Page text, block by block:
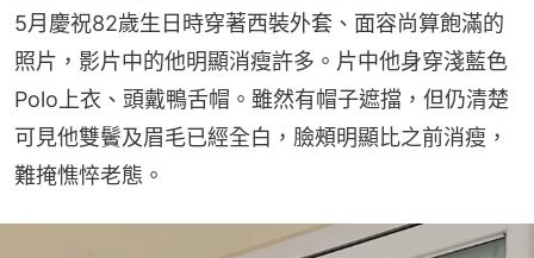
5月慶祝82歲生日時穿著西裝外套、面容尚算飽滿的
照片，影片中的他明顯消瘦許多。片中他身穿淺藍色
Polo上衣、頭戴鴨舌帽。雖然有帽子遮擋，但仍清楚
可見他雙鬢及眉毛已經全白，臉頰明顯比之前消瘦，
難掩憔悴老態。